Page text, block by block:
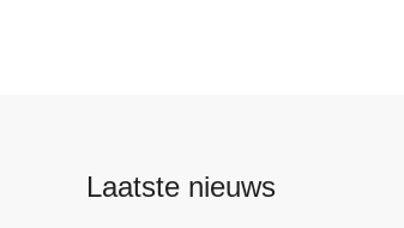
Laatste nieuws